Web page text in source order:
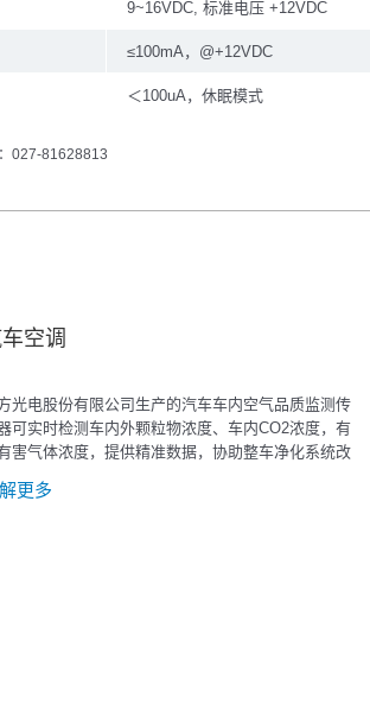
9~16VDC, 标准电压 +12VDC
≤100mA，@+12VDC
＜100uA，休眠模式
027-81628813
空调
光电股份有限公司生产的汽车车内空气品质监测传
可实时检测车内外颗粒物浓度、车内CO2浓度，有
害气体浓度，提供精准数据，协助整车净化系统改
更多